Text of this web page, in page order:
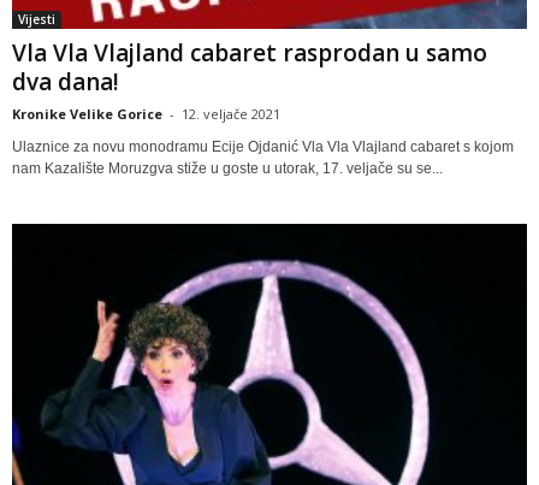
Vijesti
Vla Vla Vlajland cabaret rasprodan u samo
dva dana!
Kronike Velike Gorice - 12. veljače 2021
Ulaznice za novu monodramu Ecije Ojdanić Vla Vla Vlajland cabaret s kojom
nam Kazalište Moruzgva stiže u goste u utorak, 17. veljače su se...